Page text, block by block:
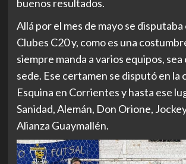
buenos resultados.
Allá por el mes de mayo se
Clubes C20 y, como es una
siempre manda a varios equipos, sea
sede. Ese certamen se disputó en la
Esquina en Corrientes y hasta ese
Sanidad, Alemán, Don Orione,
Alianza Guaymallén.